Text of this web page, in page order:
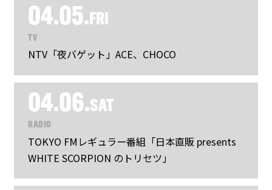
04.05.FRI
TV
NTV「夜バゲット」ACE、CHOCO
04.06.SAT
RADIO
TOKYO FMレギュラー番組「日本直販 presents
WHITE SCORPION のトリセツ」